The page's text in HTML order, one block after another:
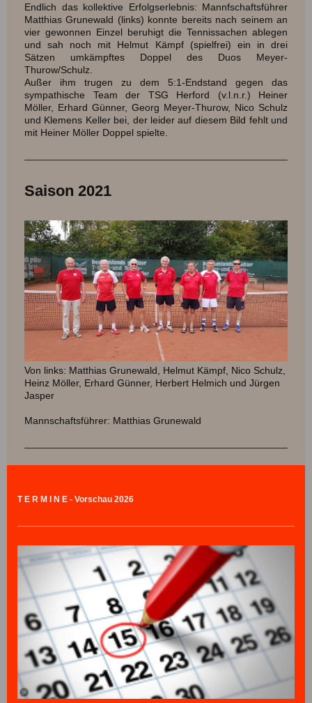
Endlich das kollektive Erfolgserlebnis: Mannfschaftsführer
Matthias Grunewald (links) konnte bereits nach seinem an
vier gewonnen Einzel beruhigt die Tennissachen ablegen
und sah noch mit Helmut Kämpf (spielfrei) ein in drei
Sätzen umkämpftes Doppel des Duos Meyer-
Thurow/Schulz.
Außer ihm trugen zu dem 5:1-Endstand gegen das
sympathische Team der TSG Herford (v.l.n.r.) Heiner
Möller, Erhard Günner, Georg Meyer-Thurow, Nico Schulz
und Klemens Keller bei, der leider auf diesem Bild fehlt und
mit Heiner Möller Doppel spielte.
Saison 2021
Von links: Matthias Grunewald, Helmut Kämpf, Nico Schulz,
Heinz Möller, Erhard Günner, Herbert Helmich und Jürgen
Jasper
Mannschaftsführer: Matthias Grunewald
T E R M I N E - Vorschau 2026